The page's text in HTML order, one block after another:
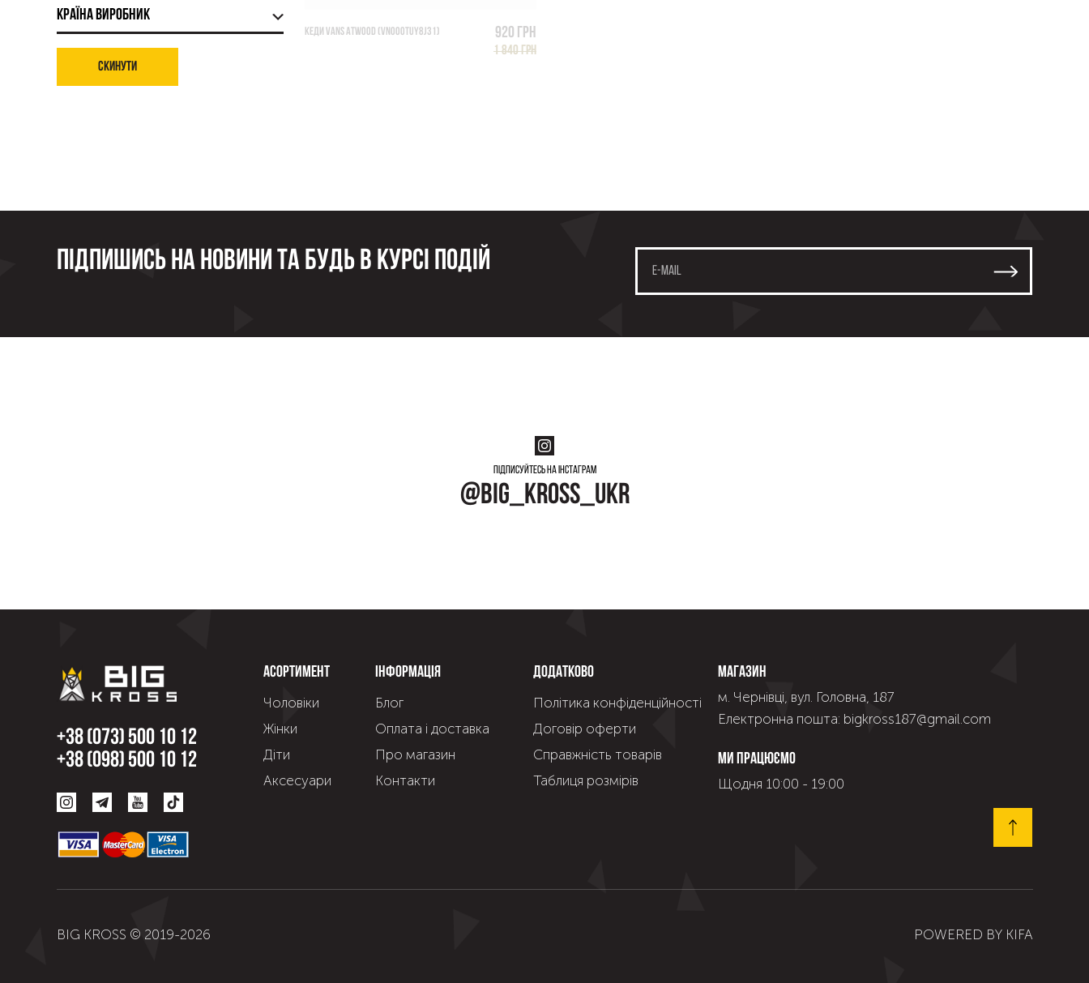
Країна виробник
Скинути
КЕДИ VANS ATWOOD (VN000TUY8J31) 920 грн
1 840 грн
Підпишись на новини та будь в курсі подій
Підписуйтесь на інстаграм
@big_kross_ukr
+38 (073) 500 10 12
+38 (098) 500 10 12
Асортимент
Чоловіки
Жінки
Діти
Аксесуари
Інформація
Блог
Оплата і доставка
Про магазин
Контакти
Додатково
Політика конфіденційності
Договір оферти
Справжнiсть товарiв
Таблиця розмірів
Магазин
м. Чернівці, вул. Головна, 187
Електронна пошта: bigkross187@gmail.com
Ми працюємо
Щодня 10:00 - 19:00
BIG KROSS © 2019-2026 POWERED BY KIFA